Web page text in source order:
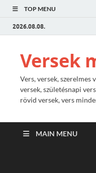
TOP MENU
2026.08.08.
Versek
Vers, versek, szerelmes
versek, születésnapi
rövid versek, vers
MAIN MENU